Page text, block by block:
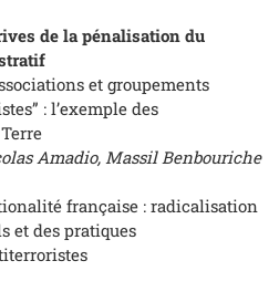
de la pénalisation du
et groupements
: l’exemple des
Amadio, Massil Benbouriche
française : radicalisation
et des pratiques